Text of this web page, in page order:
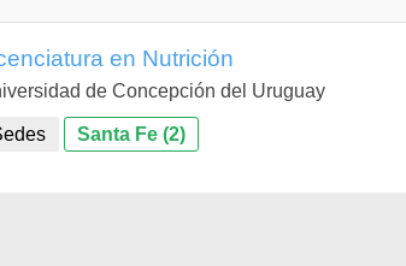
en Nutrición
de Concepción del Uruguay
Santa Fe (2)